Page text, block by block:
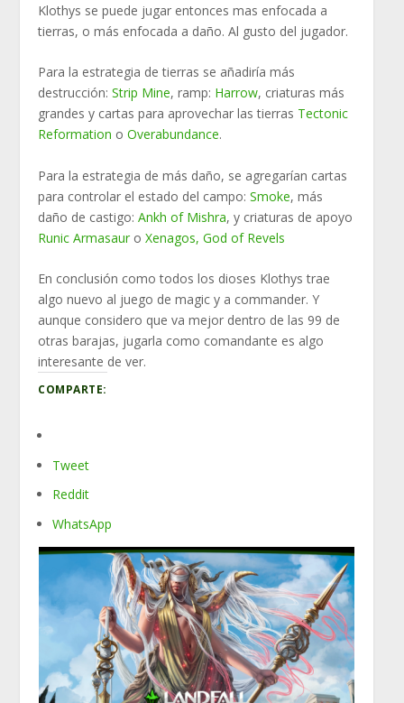
Klothys se puede jugar entonces mas enfocada a
tierras, o más enfocada a daño. Al gusto del jugador.
Para la estrategia de tierras se añadiría más
destrucción:Strip Mine, ramp: Harrow, criaturas más
grandes y cartas para aprovechar las tierras Tectonic
Reformation oOverabundance.
Para la estrategia de más daño, se agregarían cartas
para controlar el estado del campo:Smoke, más
daño de castigo:Ankh of Mishra, y criaturas de apoyo
Runic Armasaur oXenagos, God of Revels
En conclusión como todos los dioses Klothys trae
algo nuevo al juego de magic y a commander. Y
aunque considero que va mejor dentro de las 99 de
otras barajas, jugarla como comandante es algo
interesante de ver.
COMPARTE:
Tweet
Reddit
WhatsApp